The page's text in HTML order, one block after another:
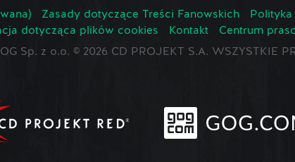
Zasady dotyczące Treści Fanowskich
dotycząca plików cookies
Kontakt
Centrum
Sp. z o.o. © 2026 CD PROJEKT S.A. WSZYSTKIE